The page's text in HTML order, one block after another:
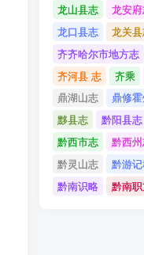
龙山县志
龙安
龙口县志
龙关
齐齐哈尔市地方志
齐河县 志
齐乘
鼎湖山志
鼎修
黟县志
黔阳县志
黔西市志
黔西
黔灵山志
黔游
黔南识略
黔南